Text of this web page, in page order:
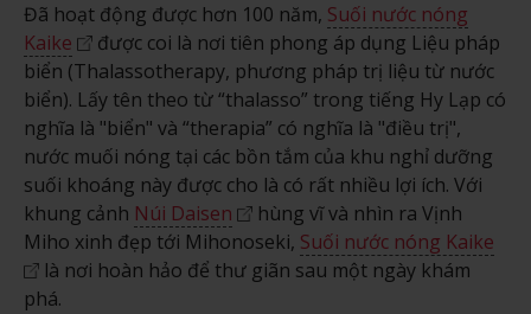
Đã hoạt động được hơn 100 năm, Suối nước nóng
Kaike
được coi là nơi tiên phong áp dụng Liệu pháp
biển (Thalassotherapy, phương pháp trị liệu từ nước
biển). Lấy tên theo từ “thalasso” trong tiếng Hy Lạp có
nghĩa là "biển" và “therapia” có nghĩa là "điều trị",
nước muối nóng tại các bồn tắm của khu nghỉ dưỡng
suối khoáng này được cho là có rất nhiều lợi ích. Với
khung cảnh Núi Daisen
hùng vĩ và nhìn ra Vịnh
Miho xinh đẹp tới Mihonoseki, Suối nước nóng Kaike
là nơi hoàn hảo để thư giãn sau một ngày khám
phá.